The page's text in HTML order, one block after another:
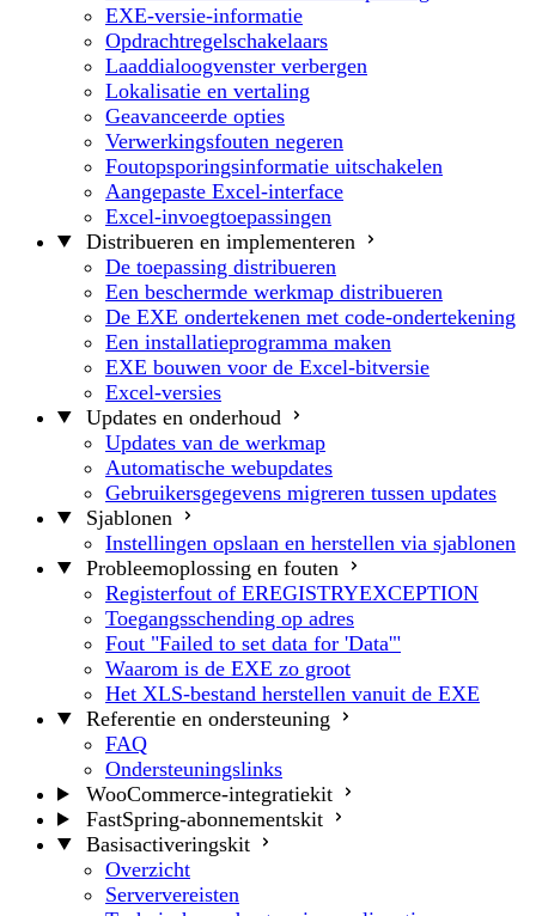
EXE-versie-informatie
Opdrachtregelschakelaars
Laaddialoogvenster verbergen
Lokalisatie en vertaling
Geavanceerde opties
Verwerkingsfouten negeren
Foutopsporingsinformatie uitschakelen
Aangepaste Excel-interface
Excel-invoegtoepassingen
Distribueren en implementeren
De toepassing distribueren
Een beschermde werkmap distribueren
De EXE ondertekenen met code-ondertekening
Een installatieprogramma maken
EXE bouwen voor de Excel-bitversie
Excel-versies
Updates en onderhoud
Updates van de werkmap
Automatische webupdates
Gebruikersgegevens migreren tussen updates
Sjablonen
Instellingen opslaan en herstellen via sjablonen
Probleemoplossing en fouten
Registerfout of EREGISTRYEXCEPTION
Toegangsschending op adres
Fout "Failed to set data for 'Data'"
Waarom is de EXE zo groot
Het XLS-bestand herstellen vanuit de EXE
Referentie en ondersteuning
FAQ
Ondersteuningslinks
WooCommerce-integratiekit
FastSpring-abonnementskit
Basisactiveringskit
Overzicht
Serververeisten